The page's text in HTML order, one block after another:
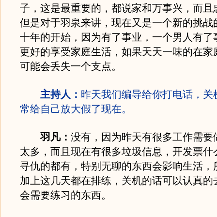
子，这是最重要的，都说家和万事兴，而且
但是对于羽泉来讲，现在又是一个新的挑战
十年的开始，因为有了事业，一个男人有了
更好的享受家庭生活，如果天天一味的在家
可能会丢失一个支点。
主持人： 昨天我们编导给你打电话，关
常给自己放大假了现在。
羽凡： 没有，因为昨天有很多工作需要
太多，而且现在有很多垃圾信息，开发票什
寻仇的都有，特别无聊的东西会影响生活，
加上这几天都在排练，关机的话可以认真的
会需要练习的东西。